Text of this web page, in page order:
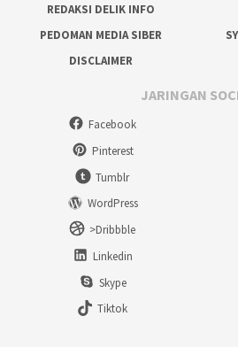
REDAKSI DELIK INFO
PEDOMAN MEDIA SIBER
DISCLAIMER
JARINGAN
Facebook
Pinterest
Tumblr
WordPress
>Dribbble
Linkedin
Skype
Tiktok